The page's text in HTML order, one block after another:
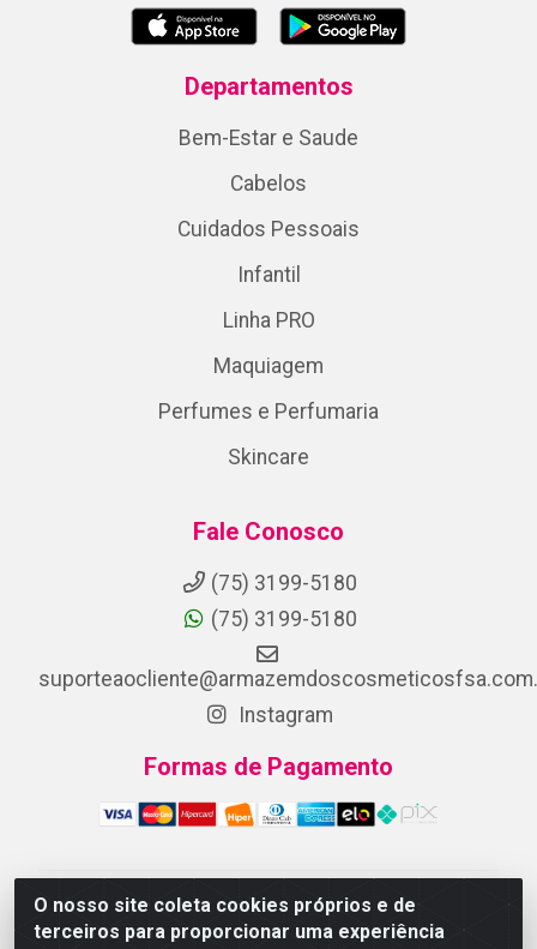
O nosso site coleta cookies próprios e de
terceiros para proporcionar uma experiência
Departamentos
Bem-Estar e Saude
Cabelos
Cuidados Pessoais
Infantil
Linha PRO
Maquiagem
Perfumes e Perfumaria
Skincare
Fale Conosco
(75) 3199-5180
(75) 3199-5180
Instagram
Formas de Pagamento
ARMAZEM DOS COSMETICOS DISTRIBUIDORA LTDA -
Av.Transnordestina, 2222 - Parque Ipê, Feira de